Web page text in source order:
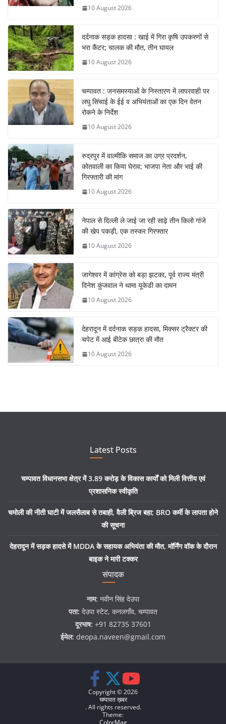
10 August 2026
दर्दनाक सड़क हादसा : खाई में गिरा कृषि उपकरणों से
भरा कैंटर; चालक की मौत, तीन घायल
10 August 2026
चम्पावत : जनसमस्याओं के निस्तारण में लापरवाही पर
लघु सिंचाई के ईई व अभियंताओं का एक दिन वेतन
रोकने के निर्देश
10 August 2026
रुद्रपुर में वाल्मीकि समाज का उग्र प्रदर्शन,
कोतवाली का किया घेराव; भाजपा नेता और भाई की
गिरफ्तारी की मांग
10 August 2026
नेपाल से दिल्ली ले जाई जा रही साढ़े तीन किलो गांजे
की खेप पकड़ी, एक तस्कर गिरफ्तार
10 August 2026
जागेश्वर में कांग्रेस को बड़ा झटका, पूर्व राज्य मंत्री
दिनेश कुंजवाल ने थामा यूकेडी का दामन
10 August 2026
देहरादून में दर्दनाक सड़क हादसा, मिक्सर ट्रैक्टर की
चपेट में आई बीटेक छात्रा की मौत
10 August 2026
Latest Posts
चम्पावत विधानसभा क्षेत्र में 3.89 करोड़ के विकास कार्यों को मिली वित्तीय एवं
प्रशासनिक स्वीकृति
चमोली की नीती घाटी में जलसैलाब से तबाही, वैली ब्रिज बहा; BRO कर्मी के लापता होने
की सूचना
देहरादून में सड़क हादसे में MDDA के सहायक अभियंता की मौत, मॉर्निंग वॉक के दौरान
बाइक ने मारी टक्कर
संपादक
नाम: नवीन सिंह देउपा
पता: देउपा स्टेट, कनलगाँव, चम्पावत
दूरभाष: +91 82735 37601
ईमेल: deopa.naveen@gmail.com
Copyright © 2026
चम्पावत ख़बर
. All rights reserved.
Theme:
ColorMag